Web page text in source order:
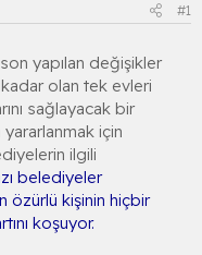
#1
yapılan değişikler
olan tek evleri
sağlayacak bir
için
ilgili
belediyeler
özürlü kişinin hiçbir
koşuyor.